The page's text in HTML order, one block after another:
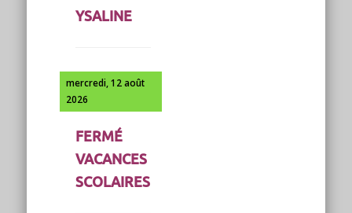
YSALINE
mercredi, 12 août
2026
FERMÉ
VACANCES
SCOLAIRES